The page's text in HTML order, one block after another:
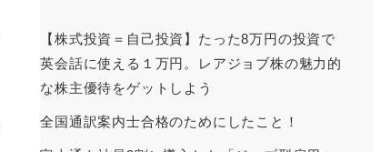
【株式投資＝自己投資】たった8万円の投資で
英会話に使える１万円。レアジョブ株の魅力的
な株主優待をゲットしよう
全国通訳案内士合格のためにしたこと！